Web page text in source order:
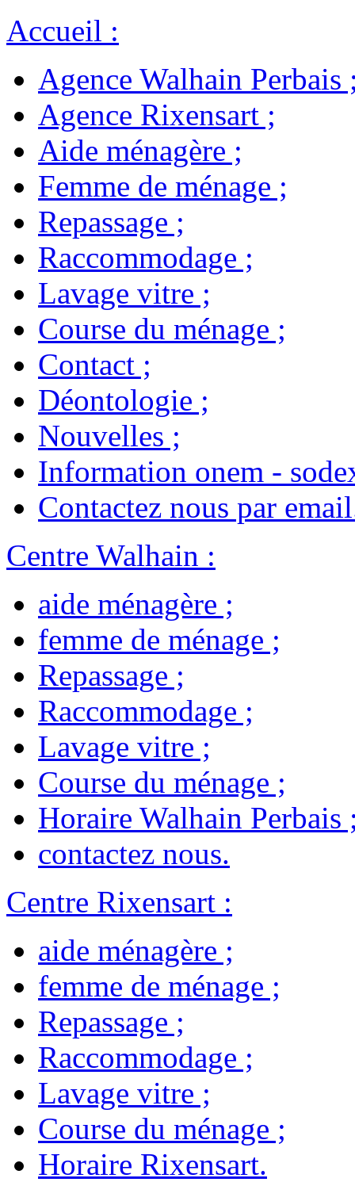
Accueil :
Agence Walhain Perbais
Agence Rixensart ;
Aide ménagère ;
Femme de ménage ;
Repassage ;
Raccommodage ;
Lavage vitre ;
Course du ménage ;
Contact ;
Déontologie ;
Nouvelles ;
Information onem -
Contactez nous par email
Centre Walhain :
aide ménagère ;
femme de ménage ;
Repassage ;
Raccommodage ;
Lavage vitre ;
Course du ménage ;
Horaire Walhain Perbais
contactez nous.
Centre Rixensart :
aide ménagère ;
femme de ménage ;
Repassage ;
Raccommodage ;
Lavage vitre ;
Course du ménage ;
Horaire Rixensart.